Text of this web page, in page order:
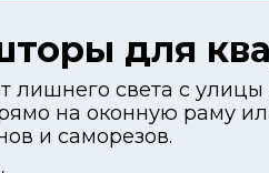
для
лишнего света с
на оконную раму
и саморезов.